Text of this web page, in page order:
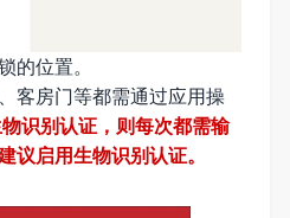
的位置。
客房门等都需通过应用操
识别认证，则每次都需输
议启用生物识别认证。